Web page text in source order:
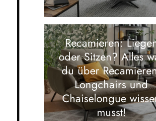
Recamieren:
oder Sitzen? Alles
du über
Longchairs und
Chaiselongue
musst!